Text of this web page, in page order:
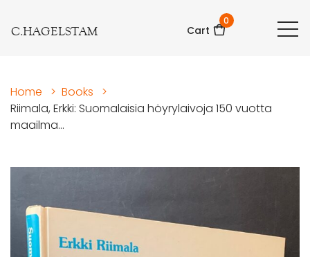
C.HAGELSTAM Cart
0
Home > Books
>
Riimala, Erkki: Suomalaisia höyrylaivoja 150 vuotta
maailma...